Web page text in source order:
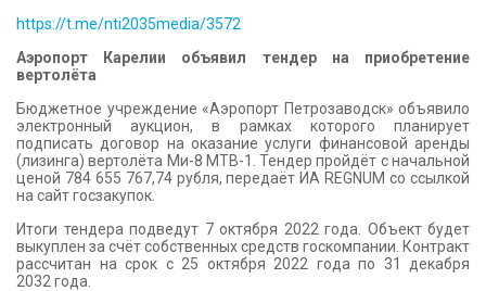
https://t.me/nti2035media/3572
Аэропорт Карелии объявил тендер на приобретение
вертолёта
Бюджетное учреждение «Аэропорт Петрозаводск» объявило
электронный аукцион, в рамках которого планирует
подписать договор на оказание услуги финансовой аренды
(лизинга) вертолёта Ми-8 МТВ-1. Тендер пройдёт с начальной
ценой 784 655 767,74 рубля, передаёт ИА REGNUM со ссылкой
на сайт госзакупок.
Итоги тендера подведут 7 октября 2022 года. Объект будет
выкуплен за счёт собственных средств госкомпании. Контракт
рассчитан на срок с 25 октября 2022 года по 31 декабря
2032 года.